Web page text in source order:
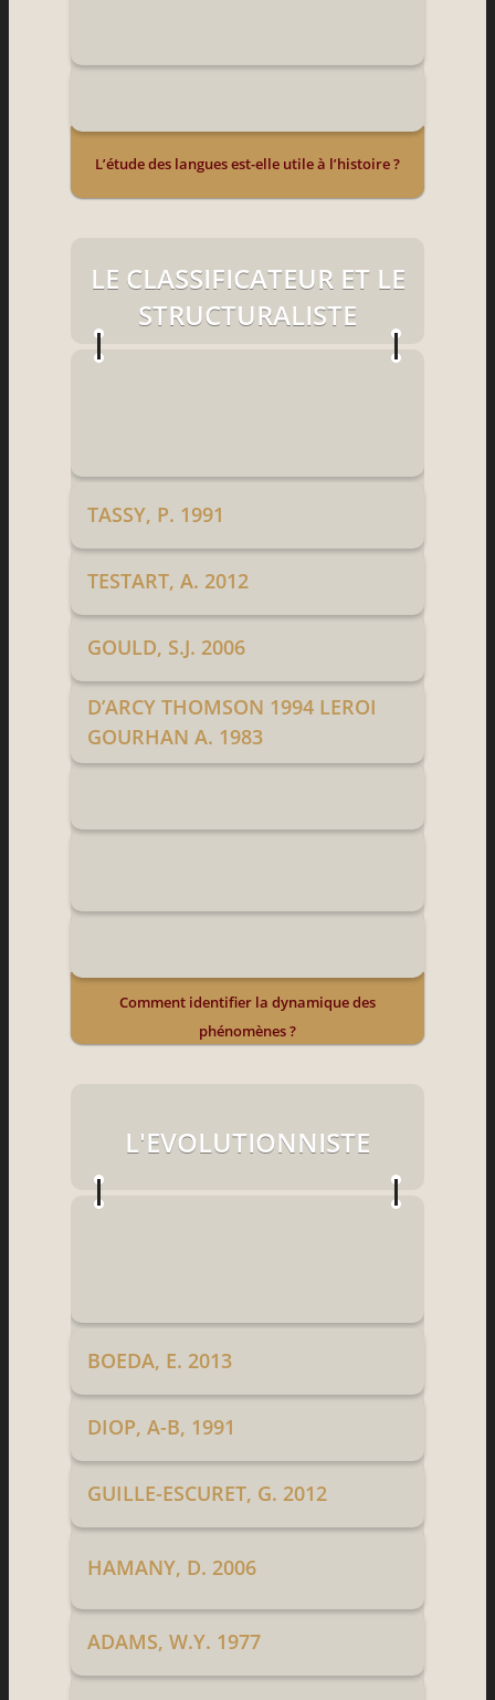
L’étude des langues est-elle utile à l’histoire ?
LE CLASSIFICATEUR ET LE
STRUCTURALISTE
TASSY, P. 1991
TESTART, A. 2012
GOULD, S.J. 2006
D’ARCY THOMSON 1994 LEROI
GOURHAN A. 1983
Comment identifier la dynamique des
phénomènes ?
L'EVOLUTIONNISTE
BOEDA, E. 2013
DIOP, A-B, 1991
GUILLE-ESCURET, G. 2012
HAMANY, D. 2006
ADAMS, W.Y. 1977